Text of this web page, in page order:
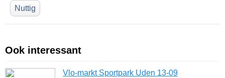
Nuttig
Ook interessant
Vlo-markt Sportpark Uden 13-09